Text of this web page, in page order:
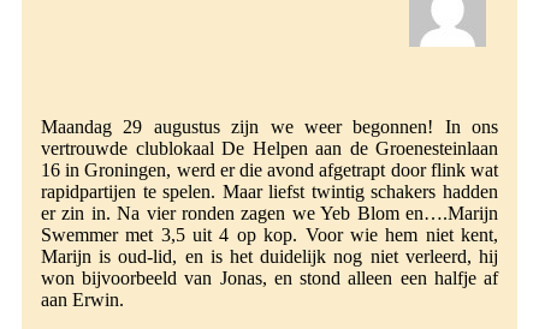
Maandag 29 augustus zijn we weer begonnen! In ons
vertrouwde clublokaal De Helpen aan de Groenesteinlaan
16 in Groningen, werd er die avond afgetrapt door flink wat
rapidpartijen te spelen. Maar liefst twintig schakers hadden
er zin in. Na vier ronden zagen we Yeb Blom en….Marijn
Swemmer met 3,5 uit 4 op kop. Voor wie hem niet kent,
Marijn is oud-lid, en is het duidelijk nog niet verleerd, hij
won bijvoorbeeld van Jonas, en stond alleen een halfje af
aan Erwin.